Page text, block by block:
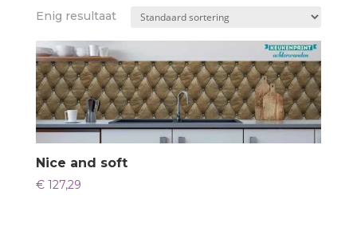
Enig resultaat
Nice and soft
€127,29